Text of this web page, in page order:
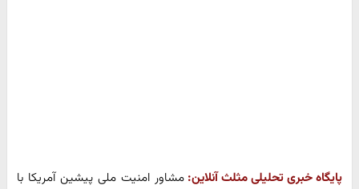
پایگاه خبری تحلیلی مثلث آنلاین: مشاور امنیت ملی پیشین آمریکا با